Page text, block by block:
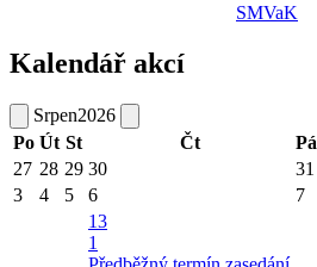
SMVaK
Kalendář akcí
Srpen2026
Po Út St Čt Pá
27 28 29 30 31
3
4 5 6 7
13
1